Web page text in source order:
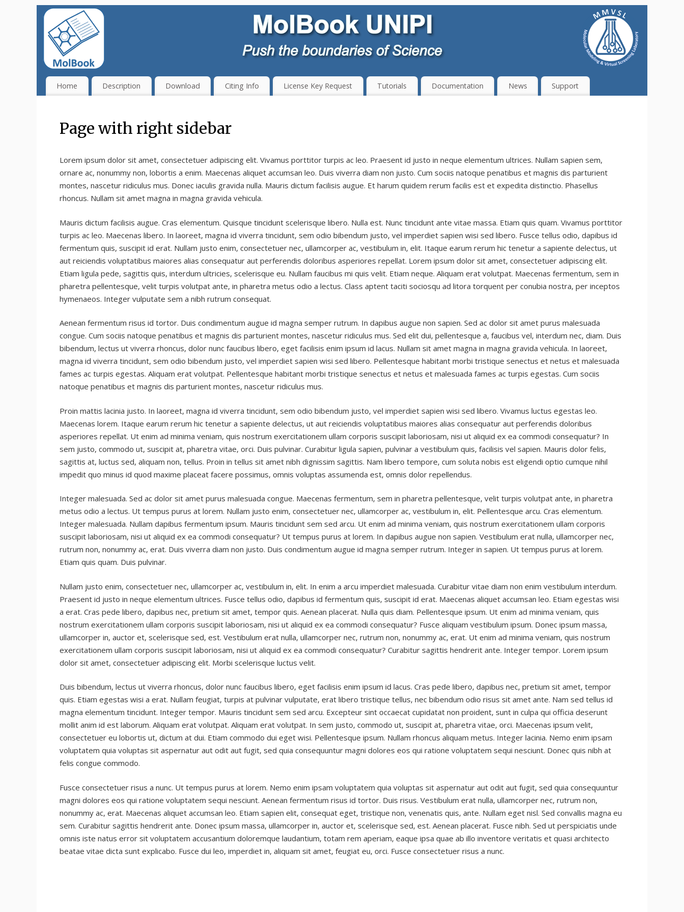
Home Description Download Citing Info License Key Request Tutorials Documentation News Support
Page with right sidebar
Lorem ipsum dolor sit amet, consectetuer adipiscing elit. Vivamus porttitor turpis ac leo. Praesent id justo in neque elementum ultrices. Nullam sapien sem,
ornare ac, nonummy non, lobortis a enim. Maecenas aliquet accumsan leo. Duis viverra diam non justo. Cum sociis natoque penatibus et magnis dis parturient
montes, nascetur ridiculus mus. Donec iaculis gravida nulla. Mauris dictum facilisis augue. Et harum quidem rerum facilis est et expedita distinctio. Phasellus
rhoncus. Nullam sit amet magna in magna gravida vehicula.
Mauris dictum facilisis augue. Cras elementum. Quisque tincidunt scelerisque libero. Nulla est. Nunc tincidunt ante vitae massa. Etiam quis quam. Vivamus porttitor
turpis ac leo. Maecenas libero. In laoreet, magna id viverra tincidunt, sem odio bibendum justo, vel imperdiet sapien wisi sed libero. Fusce tellus odio, dapibus id
fermentum quis, suscipit id erat. Nullam justo enim, consectetuer nec, ullamcorper ac, vestibulum in, elit. Itaque earum rerum hic tenetur a sapiente delectus, ut
aut reiciendis voluptatibus maiores alias consequatur aut perferendis doloribus asperiores repellat. Lorem ipsum dolor sit amet, consectetuer adipiscing elit.
Etiam ligula pede, sagittis quis, interdum ultricies, scelerisque eu. Nullam faucibus mi quis velit. Etiam neque. Aliquam erat volutpat. Maecenas fermentum, sem in
pharetra pellentesque, velit turpis volutpat ante, in pharetra metus odio a lectus. Class aptent taciti sociosqu ad litora torquent per conubia nostra, per inceptos
hymenaeos. Integer vulputate sem a nibh rutrum consequat.
Aenean fermentum risus id tortor. Duis condimentum augue id magna semper rutrum. In dapibus augue non sapien. Sed ac dolor sit amet purus malesuada
congue. Cum sociis natoque penatibus et magnis dis parturient montes, nascetur ridiculus mus. Sed elit dui, pellentesque a, faucibus vel, interdum nec, diam. Duis
bibendum, lectus ut viverra rhoncus, dolor nunc faucibus libero, eget facilisis enim ipsum id lacus. Nullam sit amet magna in magna gravida vehicula. In laoreet,
magna id viverra tincidunt, sem odio bibendum justo, vel imperdiet sapien wisi sed libero. Pellentesque habitant morbi tristique senectus et netus et malesuada
fames ac turpis egestas. Aliquam erat volutpat. Pellentesque habitant morbi tristique senectus et netus et malesuada fames ac turpis egestas. Cum sociis
natoque penatibus et magnis dis parturient montes, nascetur ridiculus mus.
Proin mattis lacinia justo. In laoreet, magna id viverra tincidunt, sem odio bibendum justo, vel imperdiet sapien wisi sed libero. Vivamus luctus egestas leo.
Maecenas lorem. Itaque earum rerum hic tenetur a sapiente delectus, ut aut reiciendis voluptatibus maiores alias consequatur aut perferendis doloribus
asperiores repellat. Ut enim ad minima veniam, quis nostrum exercitationem ullam corporis suscipit laboriosam, nisi ut aliquid ex ea commodi consequatur? In
sem justo, commodo ut, suscipit at, pharetra vitae, orci. Duis pulvinar. Curabitur ligula sapien, pulvinar a vestibulum quis, facilisis vel sapien. Mauris dolor felis,
sagittis at, luctus sed, aliquam non, tellus. Proin in tellus sit amet nibh dignissim sagittis. Nam libero tempore, cum soluta nobis est eligendi optio cumque nihil
impedit quo minus id quod maxime placeat facere possimus, omnis voluptas assumenda est, omnis dolor repellendus.
Integer malesuada. Sed ac dolor sit amet purus malesuada congue. Maecenas fermentum, sem in pharetra pellentesque, velit turpis volutpat ante, in pharetra
metus odio a lectus. Ut tempus purus at lorem. Nullam justo enim, consectetuer nec, ullamcorper ac, vestibulum in, elit. Pellentesque arcu. Cras elementum.
Integer malesuada. Nullam dapibus fermentum ipsum. Mauris tincidunt sem sed arcu. Ut enim ad minima veniam, quis nostrum exercitationem ullam corporis
suscipit laboriosam, nisi ut aliquid ex ea commodi consequatur? Ut tempus purus at lorem. In dapibus augue non sapien. Vestibulum erat nulla, ullamcorper nec,
rutrum non, nonummy ac, erat. Duis viverra diam non justo. Duis condimentum augue id magna semper rutrum. Integer in sapien. Ut tempus purus at lorem.
Etiam quis quam. Duis pulvinar.
Nullam justo enim, consectetuer nec, ullamcorper ac, vestibulum in, elit. In enim a arcu imperdiet malesuada. Curabitur vitae diam non enim vestibulum interdum.
Praesent id justo in neque elementum ultrices. Fusce tellus odio, dapibus id fermentum quis, suscipit id erat. Maecenas aliquet accumsan leo. Etiam egestas wisi
a erat. Cras pede libero, dapibus nec, pretium sit amet, tempor quis. Aenean placerat. Nulla quis diam. Pellentesque ipsum. Ut enim ad minima veniam, quis
nostrum exercitationem ullam corporis suscipit laboriosam, nisi ut aliquid ex ea commodi consequatur? Fusce aliquam vestibulum ipsum. Donec ipsum massa,
ullamcorper in, auctor et, scelerisque sed, est. Vestibulum erat nulla, ullamcorper nec, rutrum non, nonummy ac, erat. Ut enim ad minima veniam, quis nostrum
exercitationem ullam corporis suscipit laboriosam, nisi ut aliquid ex ea commodi consequatur? Curabitur sagittis hendrerit ante. Integer tempor. Lorem ipsum
dolor sit amet, consectetuer adipiscing elit. Morbi scelerisque luctus velit.
Duis bibendum, lectus ut viverra rhoncus, dolor nunc faucibus libero, eget facilisis enim ipsum id lacus. Cras pede libero, dapibus nec, pretium sit amet, tempor
quis. Etiam egestas wisi a erat. Nullam feugiat, turpis at pulvinar vulputate, erat libero tristique tellus, nec bibendum odio risus sit amet ante. Nam sed tellus id
magna elementum tincidunt. Integer tempor. Mauris tincidunt sem sed arcu. Excepteur sint occaecat cupidatat non proident, sunt in culpa qui officia deserunt
mollit anim id est laborum. Aliquam erat volutpat. Aliquam erat volutpat. In sem justo, commodo ut, suscipit at, pharetra vitae, orci. Maecenas ipsum velit,
consectetuer eu lobortis ut, dictum at dui. Etiam commodo dui eget wisi. Pellentesque ipsum. Nullam rhoncus aliquam metus. Integer lacinia. Nemo enim ipsam
voluptatem quia voluptas sit aspernatur aut odit aut fugit, sed quia consequuntur magni dolores eos qui ratione voluptatem sequi nesciunt. Donec quis nibh at
felis congue commodo.
Fusce consectetuer risus a nunc. Ut tempus purus at lorem. Nemo enim ipsam voluptatem quia voluptas sit aspernatur aut odit aut fugit, sed quia consequuntur
magni dolores eos qui ratione voluptatem sequi nesciunt. Aenean fermentum risus id tortor. Duis risus. Vestibulum erat nulla, ullamcorper nec, rutrum non,
nonummy ac, erat. Maecenas aliquet accumsan leo. Etiam sapien elit, consequat eget, tristique non, venenatis quis, ante. Nullam eget nisl. Sed convallis magna eu
sem. Curabitur sagittis hendrerit ante. Donec ipsum massa, ullamcorper in, auctor et, scelerisque sed, est. Aenean placerat. Fusce nibh. Sed ut perspiciatis unde
omnis iste natus error sit voluptatem accusantium doloremque laudantium, totam rem aperiam, eaque ipsa quae ab illo inventore veritatis et quasi architecto
beatae vitae dicta sunt explicabo. Fusce dui leo, imperdiet in, aliquam sit amet, feugiat eu, orci. Fusce consectetuer risus a nunc.